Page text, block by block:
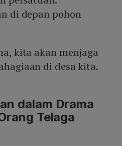
di depan pohon
kita akan menjaga
di desa kita.
dalam Drama
Telaga